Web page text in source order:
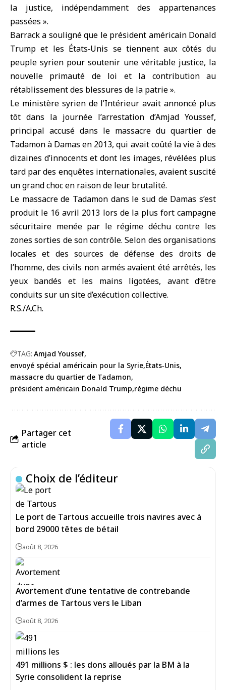
la justice, indépendamment des appartenances
passées ».
Barrack a souligné que le président américain Donald
Trump et les États‑Unis se tiennent aux côtés du
peuple syrien pour soutenir une véritable justice, la
nouvelle primauté de loi et la contribution au
rétablissement des blessures de la patrie ».
Le ministère syrien de l’Intérieur avait annoncé plus
tôt dans la journée l’arrestation d’Amjad Youssef,
principal accusé dans le massacre du quartier de
Tadamonà Damas en 2013, qui avait coûté la vie à des
dizaines d’innocents et dont les images, révélées plus
tard par des enquêtes internationales, avaient suscité
un grand choc en raison de leur brutalité.
Le massacre de Tadamon dans le sud de Damas s’est
produit le 16 avril 2013 lors de la plus fort campagne
sécuritaire menée par le régime déchucontre les
zones sorties de son contrôle. Selon des organisations
locales et des sources de défense des droits de
l’homme, des civils non armés avaient été arrêtés, les
yeux bandés et les mains ligotées, avant d’être
conduits sur un site d’exécution collective.
R.S./A.Ch.
TAG: Amjad Youssef
envoyé spécial américain pour la Syrie États‑Unis
massacre du quartier de Tadamon
président américain Donald Trump régime déchu
Partager cet
article
Choix de l’éditeur
Le port de Tartous accueille trois navires avec à
bord 29000 têtes de bétail
août 8, 2026
Avortement d’une tentative de contrebande
d’armes de Tartous vers le Liban
août 8, 2026
491 millions $ : les dons alloués par la BM à la
Syrie consolident la reprise